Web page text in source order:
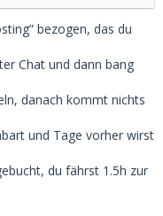
bezogen, das du
Chat und dann bang
danach kommt nichts
und Tage vorher wirst
du fährst 1.5h zur